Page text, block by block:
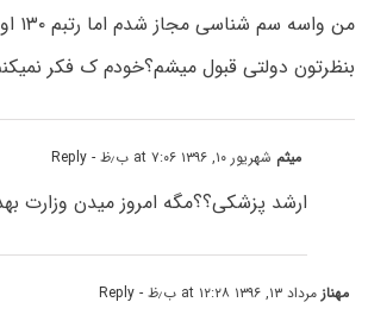
من واسه سم شناسی مجاز شدم اما رتبم ۱۳۰ اومده
بنظرتون دولتی قبول میشم؟خودم ک فکر
میثم شهریور ۱۰, ۱۳۹۶ at ۷:۰۶ ب٫ظ - Reply
ارشد پزشکی؟؟مگه امروز میدن وزارت
مهناز مرداد ۱۳, ۱۳۹۶ at ۱۲:۲۸ ب٫ظ - Reply